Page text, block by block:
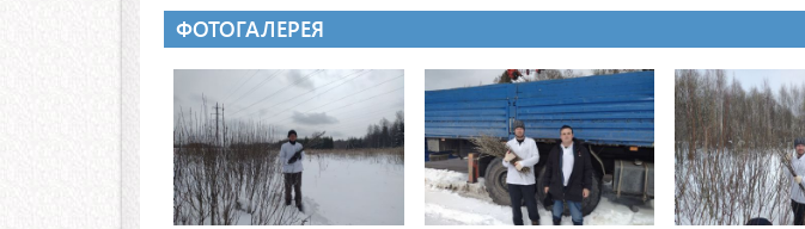
ФОТОГАЛЕРЕЯ